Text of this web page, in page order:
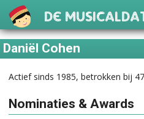
De
Daniël Cohen
Actief sinds 1985, betrokken bij
Nominaties & Awards